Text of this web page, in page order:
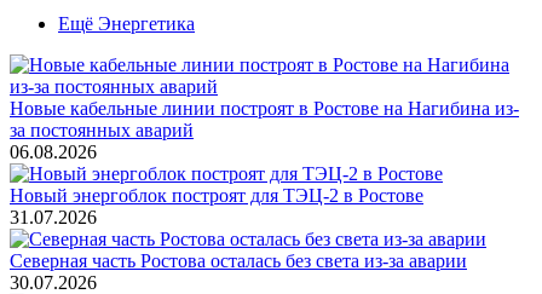
Ещё Энергетика
Новые кабельные линии построят в Ростове на Нагибина из-
за постоянных аварий
06.08.2026
Новый энергоблок построят для ТЭЦ-2 в Ростове
31.07.2026
Северная часть Ростова осталась без света из-за аварии
30.07.2026